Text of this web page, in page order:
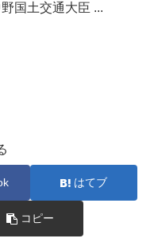
国土交通大臣 ...
はてブ
コピー